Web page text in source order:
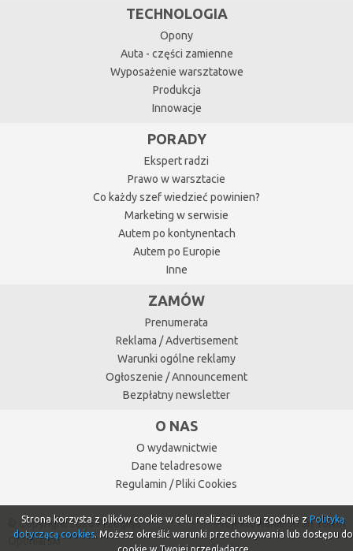
TECHNOLOGIA
Opony
Auta - części zamienne
Wyposażenie warsztatowe
Produkcja
Innowacje
PORADY
Ekspert radzi
Prawo w warsztacie
Co każdy szef wiedzieć powinien?
Marketing w serwisie
Autem po kontynentach
Autem po Europie
Inne
ZAMÓW
Prenumerata
Reklama / Advertisement
Warunki ogólne reklamy
Ogłoszenie / Announcement
Bezpłatny newsletter
O NAS
O wydawnictwie
Dane teladresowe
Regulamin / Pliki Cookies
© Copyright 2026 Przegląd
Oponiarski
Projektowanie stron Toruń
Strona korzysta z plików cookie w celu realizacji usług zgodnie z Polityką
dotyczącą cookies. Możesz określić warunki przechowywania lub dostępu do